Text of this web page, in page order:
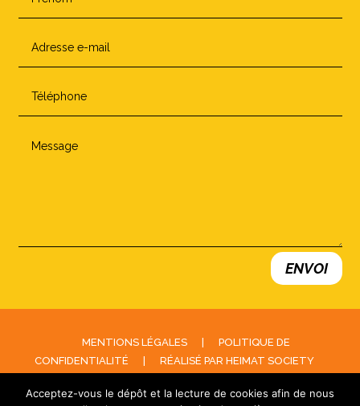
ENVOI
MENTIONS LÉGALES
POLITIQUE DE
CONFIDENTIALITÉ
RÉALISÉ PAR HEIMAT SOCIETY
Acceptez-vous le dépôt et la lecture de cookies afin de nous